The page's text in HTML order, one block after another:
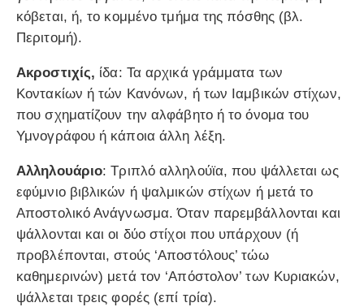
κόβεται, ή, το κομμένο τμήμα της πόσθης (βλ.
Περιτομή).
Ακροστιχίς, ίδα: Τα αρχικά γράμματα των
Κοντακίων ή τών Κανόνων, ή των Ιαμβικών στίχων,
που σχηματίζουν την αλφάβητο ή το όνομα του
Υμνογράφου ή κάποια άλλη λέξη.
Αλληλουάριο: Τριπλό αλληλούϊα, που ψάλλεται ως
εφύμνιο βιβλικών ή ψαλμικών στίχων ή μετά το
Αποστολικό Ανάγνωσμα. Όταν παρεμβάλλονται και
ψάλλονται και οι δύο στίχοι που υπάρχουν (ή
προβλέπονται, στούς ‘Αποστόλους’ τώω
καθημερινών) μετά τον ‘Απόστολον’ των Κυριακών,
ψάλλεται τρεις φορές (επί τρία).